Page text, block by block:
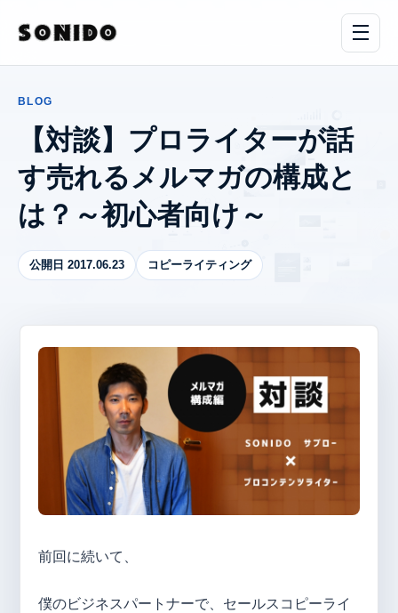
BLOG
【対談】プロライターが話
す売れるメルマガの構成と
は？～初心者向け～
公開日 2017.06.23 コピーライティング
前回に続いて、
僕のビジネスパートナーで、セールスコピーライ